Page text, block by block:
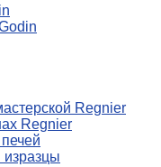
Regnier
Regnier
изразцы